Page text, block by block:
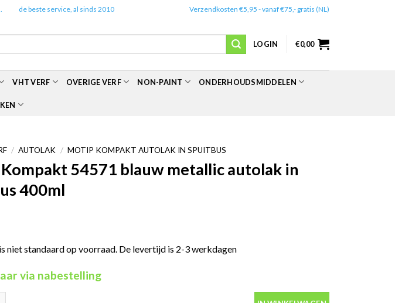
de beste service, al sinds 2010 Verzendkosten €5,95 - vanaf €75,- gratis (NL)
LOGIN €0,00
VHT VERF OVERIGE VERF NON-PAINT ONDERHOUDSMIDDELEN
/ AUTOLAK / MOTIP KOMPAKT AUTOLAK IN SPUITBUS
54571 blauw metallic autolak in
400ml
niet standaard op voorraad. De levertijd is 2-3 werkdagen
via nabestelling